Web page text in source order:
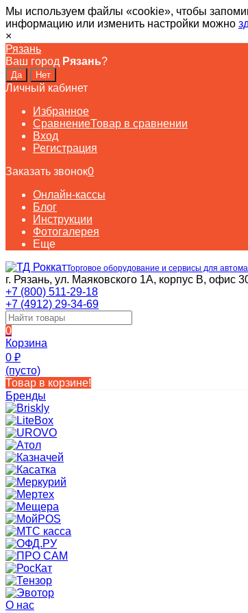
Мы используем файлы «cookie», чтобы
информацию или изменить настройки можно
×
Рязань
Ваш город Рязань?
Личный кабинет
Избранное
СравнениеТовар в сравнении
Вход
Регистрация
Заказать звонок0
Онлайн-кассы
Блог
Инструкции
Фотогалерея
Еще
Торговое оборудование и сервисы для
г. Рязань, ул. Маяковского 1А, корпус B, офис
+7 (800) 511-29-18
+7 (4912) 29-34-69
0
Корзина
0 ₽
(пусто)
Товар в корзине!
Бренды
О нас